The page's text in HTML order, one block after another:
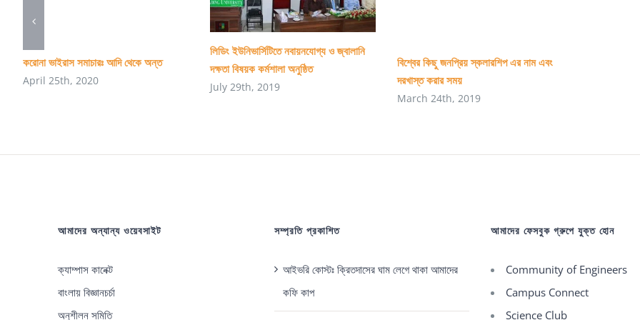
করোনা ভাইরাস সমাচারঃ আদি থেকে অন্ত
April 25th, 2020
লিডিং ইউনিভার্সিটিতে নবায়নযোগ্য ও জ্বালানি
দক্ষতা বিষয়ক কর্মশালা অনুষ্ঠিত
July 29th, 2019
বিশ্বের কিছু জনপ্রিয় স্কলারশিপ এর নাম এবং
দরখাস্ত করার সময়
March 24th, 2019
আমাদের অন্যান্য ওয়েবসাইট
ক্যাম্পাস কানেক্ট
বাংলায় বিজ্ঞানচর্চা
অনুশীলন সমিতি
সম্প্রতি প্রকাশিত
আইভরি কোস্টঃ ক্রিতদাসের ঘাম লেগে থাকা আমাদের
কফি কাপ
আমাদের ফেসবুক গ্রুপে যুক্ত হোন
Community of Engineers
Campus Connect
Science Club